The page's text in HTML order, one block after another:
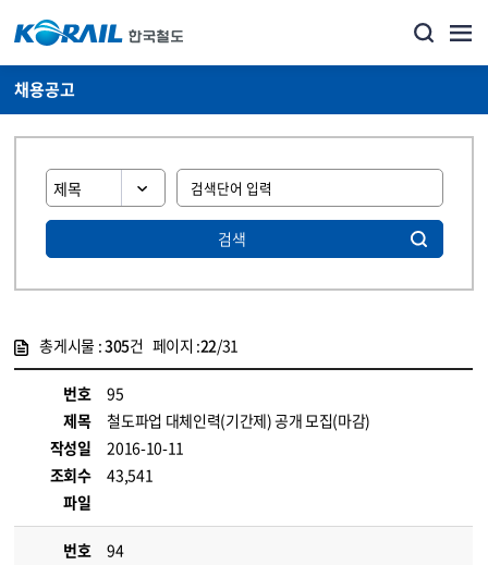
채용공고
검색
총게시물 :305건 페이지 :22/31
번호
95
제목
철도파업 대체인력(기간제) 공개 모집(마감)
작성일
2016-10-11
조회수
43,541
파일
번호
94